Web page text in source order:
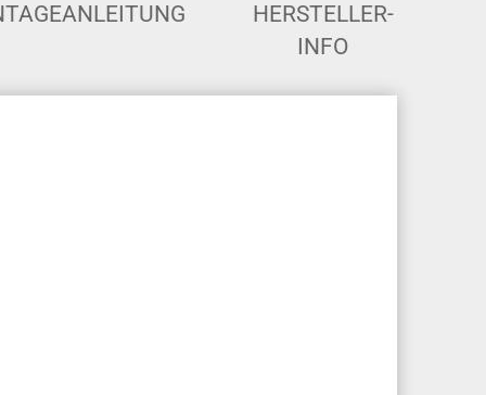
HERSTELLER-
INFO